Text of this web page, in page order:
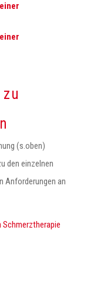
(s.oben)
den einzelnen
Anforderungen an